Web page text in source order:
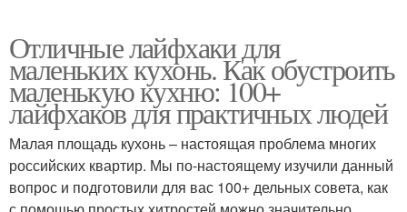
Отличные лайфхаки для
маленьких кухонь. Как обустроить
маленькую кухню: 100+
лайфхаков для практичных людей
Малая площадь кухонь – настоящая проблема многих
российских квартир. Мы по-настоящему изучили данный
вопрос и подготовили для вас 100+ дельных совета, как